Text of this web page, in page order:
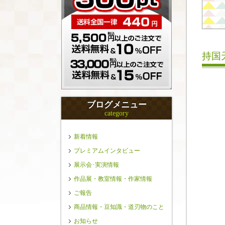
持国
ブログメニュー
category
新着情報
プレミアムインタビュー
展示会･実演情報
作品展・教室情報・作家情報
ご報告
商品情報・豆知識・道刃物のこと
お知らせ